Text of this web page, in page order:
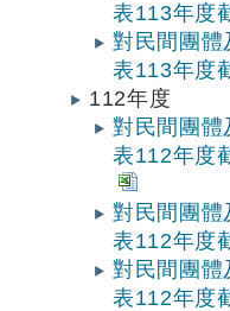
表113年度
對民間團體
表113年度
112年度
對民間團體
表112年度
對民間團體
表112年度
對民間團體
表112年度